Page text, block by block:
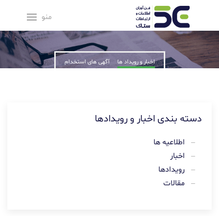
منو
شرح خبر
News description
اخبار و رویداد ها آگهی های استخدام
دسته بندی اخبار و رویدادها
اطلاعیه ها
اخبار
رویدادها
مقالات